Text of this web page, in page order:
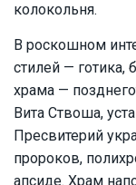
колокольня.
В роскошном
стилей — готика,
храма —
Вита Ствоша,
Пресвитерий
пророков,
апсиде. Храм